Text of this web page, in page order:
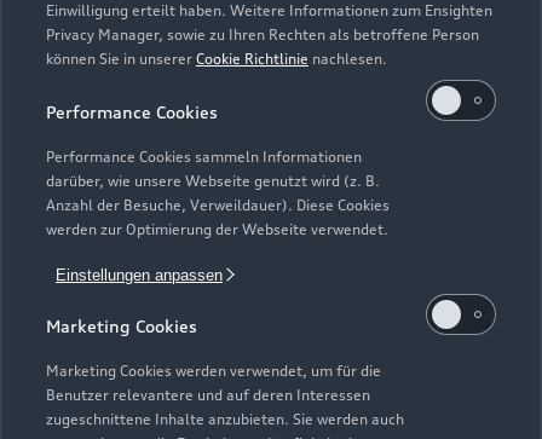
Einwilligung erteilt haben. Weitere Informationen zum Ensighten
Privacy Manager, sowie zu Ihren Rechten als betroffene Person
können Sie in unserer Cookie Richtlinie nachlesen.
Performance Cookies
Performance Cookies sammeln Informationen
darüber, wie unsere Webseite genutzt wird (z. B.
Anzahl der Besuche, Verweildauer). Diese Cookies
werden zur Optimierung der Webseite verwendet.
Einstellungen anpassen
Marketing Cookies
Marketing Cookies werden verwendet, um für die
Benutzer relevantere und auf deren Interessen
zugeschnittene Inhalte anzubieten. Sie werden auch
Modelle
Elektromodelle
Plug-in-Hybride
Neuwagensuche
Gebrauchtwagensuche
Geschäftskunden
Service & Zubehör
Saisonale Angebote
Audi Services
Garantie
Audi digital services
myAudi
Support
Audi Code
Über Audi
Unternehmen
Karriere